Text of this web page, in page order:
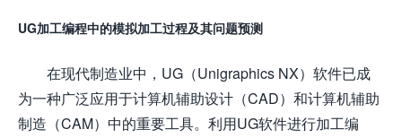
UG加工编程中的模拟加工过程及其问题预测
在现代制造业中，UG（Unigraphics NX）软件已成
为一种广泛应用于计算机辅助设计（CAD）和计算机辅助
制造（CAM）中的重要工具。利用UG软件进行加工编